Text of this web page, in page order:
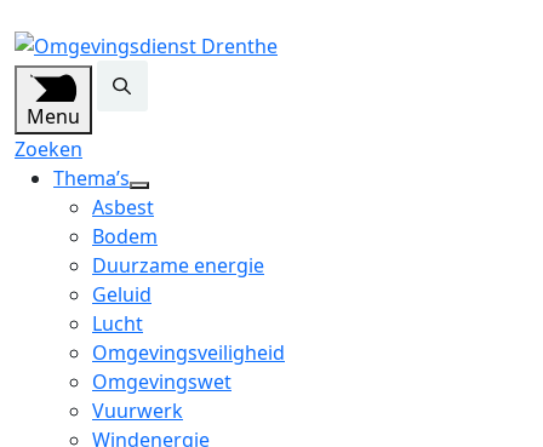
Menu
Zoeken
Thema’s
open
dropdown
menu
Asbest
Bodem
Duurzame energie
Geluid
Lucht
Omgevingsveiligheid
Omgevingswet
Vuurwerk
Windenergie